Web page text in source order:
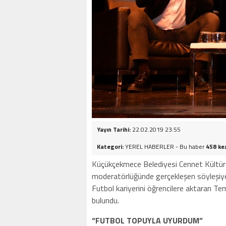
Yayın Tarihi: 22.02.2019 23:55
Kategori:YEREL HABERLER - Bu haber458
Küçükçekmece Belediyesi Cennet
moderatörlüğünde gerçekleşen
Futbol kariyerini öğrencilere aktaran
bulundu.
“FUTBOL TOPUYLA UYURDUM”